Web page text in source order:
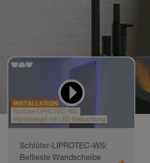
Schlüter-LIPROTEC-WS:
Beflieste Wandscheibe